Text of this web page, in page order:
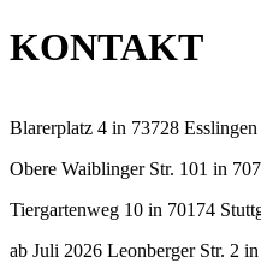
KONTAKT
Blarerplatz 4 in 73728 Esslingen
Obere Waiblinger Str. 101 in
Tiergartenweg 10 in 70174
ab Juli 2026 Leonberger Str. 2